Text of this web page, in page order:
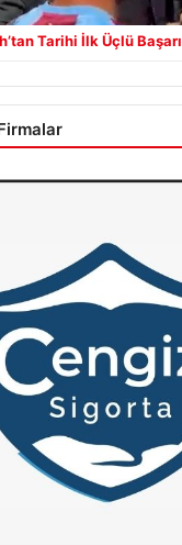
Tarihi İlk Üçlü Başarı